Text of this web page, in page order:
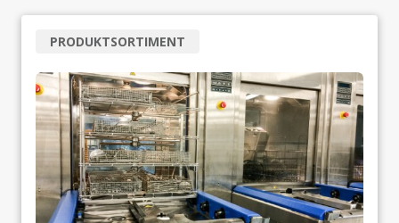
PRODUKTSORTIMENT